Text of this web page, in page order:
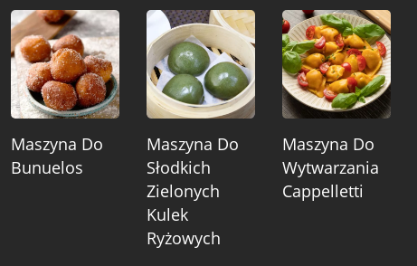
Maszyna Do
Bunuelos
Maszyna Do
Słodkich
Zielonych
Kulek
Ryżowych
Maszyna Do
Wytwarzania
Cappelletti